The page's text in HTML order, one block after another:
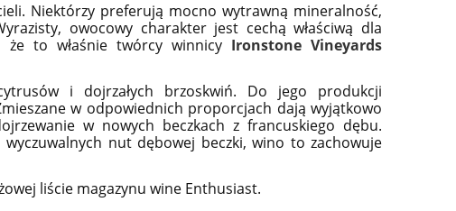
Niektórzy preferują mocno wytrawną mineralność,
owocowy charakter jest cechą właściwą dla
że to właśnie twórcy winnicy Ironstone Vineyards
i dojrzałych brzoskwiń. Do jego produkcji
w odpowiednich proporcjach dają wyjątkowo
w nowych beczkach z francuskiego dębu.
nut dębowej beczki, wino to zachowuje
liście magazynu wine Enthusiast.